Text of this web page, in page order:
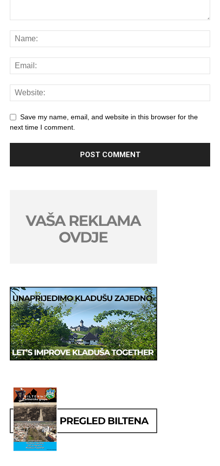
Save my name, email, and website in this browser for the
next time I comment.